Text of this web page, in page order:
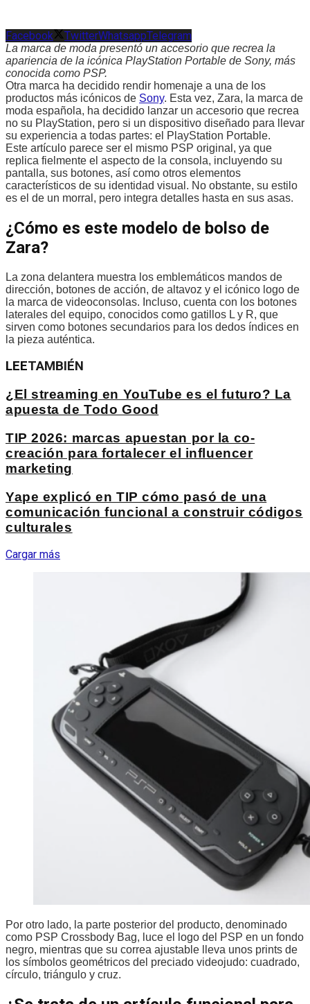
Facebook TwitterWhatsappTelegram
La marca de moda presentó un accesorio que recrea la
apariencia de la icónica PlayStation Portable de Sony, más
conocida como PSP.
Otra marca ha decidido rendir homenaje a una de los
productos más icónicos de Sony. Esta vez, Zara, la marca de
moda española, ha decidido lanzar un accesorio que recrea
no su PlayStation, pero si un dispositivo diseñado para llevar
su experiencia a todas partes: el PlayStation Portable.
Este artículo parece ser el mismo PSP original, ya que
replica fielmente el aspecto de la consola, incluyendo su
pantalla, sus botones, así como otros elementos
característicos de su identidad visual. No obstante, su estilo
es el de un morral, pero integra detalles hasta en sus asas.
¿Cómo es este modelo de bolso de
Zara?
La zona delantera muestra los emblemáticos mandos de
dirección, botones de acción, de altavoz y el icónico logo de
la marca de videoconsolas. Incluso, cuenta con los botones
laterales del equipo, conocidos como gatillos L y R, que
sirven como botones secundarios para los dedos índices en
la pieza auténtica.
LEETAMBIÉN
¿El streaming en YouTube es el futuro? La
apuesta de Todo Good
TIP 2026: marcas apuestan por la co-
creación para fortalecer el influencer
marketing
Yape explicó en TIP cómo pasó de una
comunicación funcional a construir códigos
culturales
Cargar más
Por otro lado, la parte posterior del producto, denominado
como PSP Crossbody Bag, luce el logo del PSP en un fondo
negro, mientras que su correa ajustable lleva unos prints de
los símbolos geométricos del preciado videojudo: cuadrado,
círculo, triángulo y cruz.